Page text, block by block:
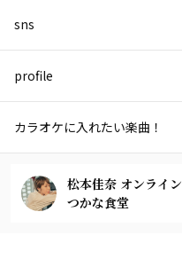
sns
profile
カラオケに入れたい楽曲！
松本佳奈 オンライ
つかな食堂